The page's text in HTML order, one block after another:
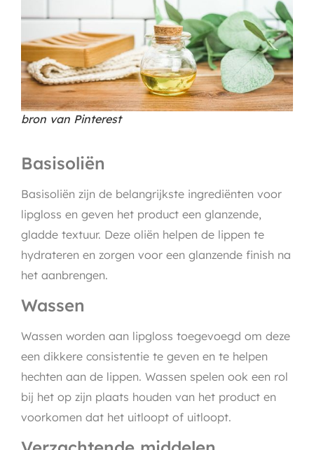
bron van Pinterest
Basisoliën
Basisoliën zijn de belangrijkste ingrediënten voor
lipgloss en geven het product een glanzende,
gladde textuur. Deze oliën helpen de lippen te
hydrateren en zorgen voor een glanzende finish na
het aanbrengen.
Wassen
Wassen worden aan lipgloss toegevoegd om deze
een dikkere consistentie te geven en te helpen
hechten aan de lippen. Wassen spelen ook een rol
bij het op zijn plaats houden van het product en
voorkomen dat het uitloopt of uitloopt.